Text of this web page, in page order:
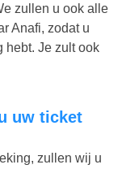
zullen u ook alle
Anafi, zodat u
hebt. Je zult ook
zullen wij u